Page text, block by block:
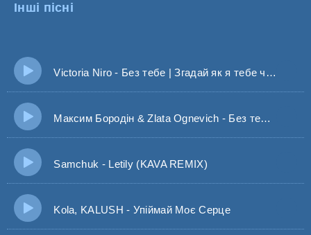
Інші пісні
Victoria Niro - Без тебе | Згадай як я тебе чекала Так знаю нас тобі було мало (Тебе відпускаю я)
Максим Бородін & Zlata Ognevich - Без тебе (BID0NCI0N REMIX)
Samchuk - Letily (KAVA REMIX)
Kola, KALUSH - Упіймай Моє Серце